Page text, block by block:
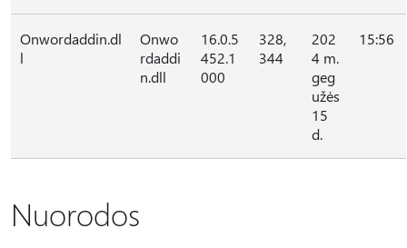
Onwordaddin.dl
l
Onwo
rdaddi
n.dll
16.0.5
452.1
000
328,
344
202
4 m.
geg
užės
15
d.
15:56
Nuorodos